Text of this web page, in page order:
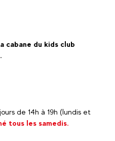
cabane du kids club
de 14h à 19h (lundis et
tous les samedis.